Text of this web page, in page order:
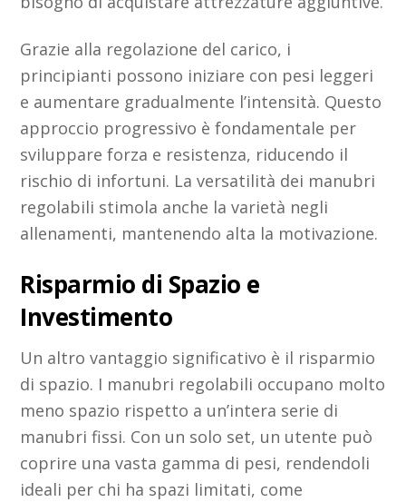
Grazie alla regolazione del carico, i
principianti possono iniziare con pesi leggeri
e aumentare gradualmente l’intensità. Questo
approccio progressivo è fondamentale per
sviluppare forza e resistenza, riducendo il
rischio di infortuni. La versatilità dei manubri
regolabili stimola anche la varietà negli
allenamenti, mantenendo alta la motivazione.
Risparmio di Spazio e
Investimento
Un altro vantaggio significativo è il risparmio
di spazio. I manubri regolabili occupano molto
meno spazio rispetto a un’intera serie di
manubri fissi. Con un solo set, un utente può
coprire una vasta gamma di pesi, rendendoli
ideali per chi ha spazi limitati, come